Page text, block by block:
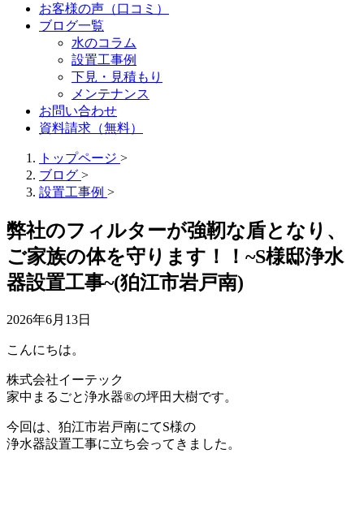
お客様の声（口コミ）
ブログ一覧
水のコラム
設置工事例
下見・見積もり
メンテナンス
お問い合わせ
資料請求（無料）
トップページ >
ブログ >
設置工事例 >
弊社のフィルターが強靭な盾となり、
ご家族の体を守ります！！~S様邸浄水
器設置工事~(狛江市岩戸南)
2026年6月13日
こんにちは。
株式会社イーテック
家中まるごと浄水器®の坪田大樹です。
今回は、狛江市岩戸南にてS様の
浄水器設置工事に立ち会ってきました。